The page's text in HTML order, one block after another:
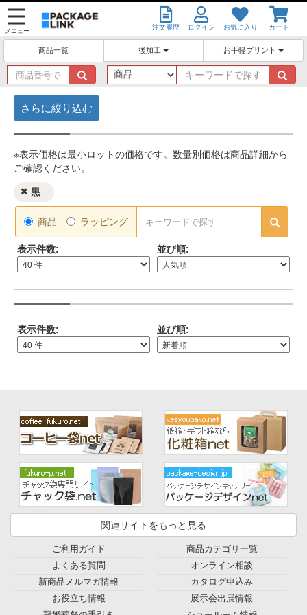
メニュー 注文履歴 ログイン お気に入り カート
商品一覧 後加工 お手軽プリント
商
品
番
号
す
キ
ー
探
※表示価格は最小ロットの価格です。数量別価格は商品詳細から
ご確認ください。
黒
商品 ラッピング
ワ
ド
す
表示件数: 並び順:
表示件数: 並び順:
関連サイトをもっと見る
ご利用ガイド
よくある質問
新商品メルマガ情報
お役立ち情報
商品カテゴリ一覧
オンライン相談
カタログ申込み
展示会出展情報